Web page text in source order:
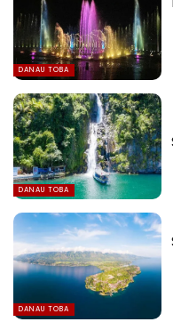
DANAU TOBA
DANAU TOBA
DANAU TOBA